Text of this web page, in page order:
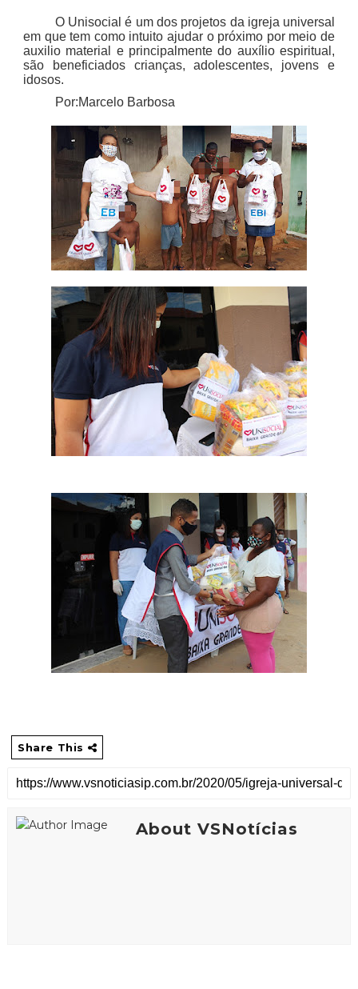
O Unisocial é um dos projetos da igreja universal
em que tem como intuito ajudar o próximo por meio de
auxilio material e principalmente do auxílio espiritual,
são beneficiados crianças, adolescentes, jovens e
idosos.
Por:Marcelo Barbosa
Share This
About VSNotícias